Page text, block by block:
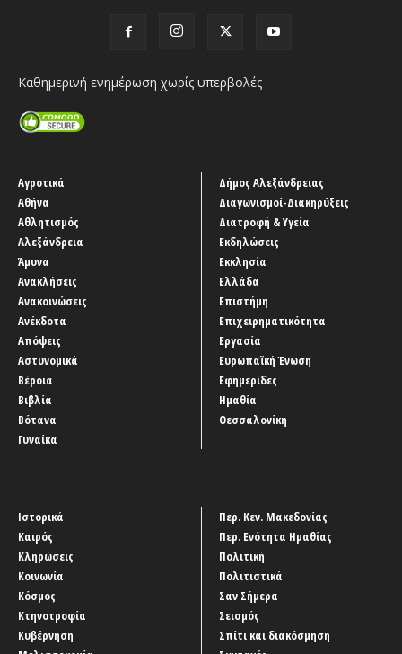
Καθημερινή ενημέρωση χωρίς υπερβολές
Αγροτικά
Αθήνα
Αθλητισμός
Αλεξάνδρεια
Άμυνα
Ανακλήσεις
Ανακοινώσεις
Ανέκδοτα
Απόψεις
Αστυνομικά
Βέροια
Βιβλία
Βότανα
Γυναίκα
Δήμος Αλεξάνδρειας
Διαγωνισμοί-Διακηρύξεις
Διατροφή & Υγεία
Εκδηλώσεις
Εκκλησία
Ελλάδα
Επιστήμη
Επιχειρηματικότητα
Εργασία
Ευρωπαϊκή Ένωση
Εφημερίδες
Ημαθία
Θεσσαλονίκη
Ιστορικά
Καιρός
Κληρώσεις
Κοινωνία
Κόσμος
Κτηνοτροφία
Κυβέρνηση
Περ. Κεν. Μακεδονίας
Περ. Ενότητα Ημαθίας
Πολιτική
Πολιτιστικά
Σαν Σήμερα
Σεισμός
Σπίτι και διακόσμηση